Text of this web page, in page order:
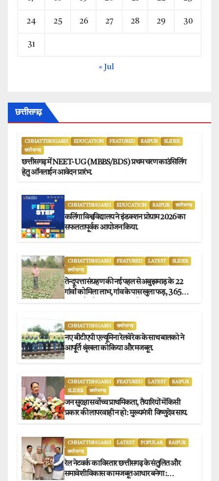
24 25 26 27 28 29 30
31
« Jul
छत्तीसगढ़
CHHATTISHGARH EDUCATION FEATURED RAIPUR
SLIDER
छत्तीसगढ़
छत्तीसगढ़ में NEET-UG (MBBS/BDS) प्रथम चरण काउंसिलिंग
हेतु ऑनलाईन आवेदन प्रारंभ.
CHHATTISHGARH EDUCATION RAIPUR छत्तीसगढ़
कलिंगा विश्वविद्यालय ने इंडक्शन प्रोग्राम 2026 का
सफलतापूर्वक आयोजन किया.
CHHATTISHGARH FEATURED LATEST
SLIDER
छत्तीसगढ़
तेन्दूपत्ता संग्रहण की नई पहल से अबुझमाड़ के 22
गांवों को मिला लाभ, गांव के पास खुला फड़, 365
CHHATTISHGARH छत्तीसगढ़
नए बीटीएपी एल्यूमिना रेलवे रेक के साथ बालको ने
आपूर्ति श्रृंखला को किया और मजबूत.
CHHATTISHGARH FEATURED LATEST
RAIPUR
SLIDER
छत्तीसगढ़
जन सुरक्षा सर्वोच्च प्राथमिकता, तैयारियों में किसी
प्रकार की लापरवाही न हो : मुख्यमंत्री विष्णुदेव साय.
CHHATTISHGARH LATEST POPULAR
RAIPUR
छत्तीसगढ़
रेल नेटवर्क का विस्तार छत्तीसगढ़ के संतुलित और
समावेशी विकास का मजबूत आधार बनेगा :